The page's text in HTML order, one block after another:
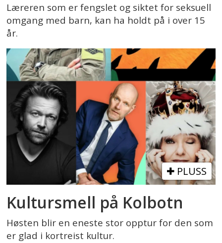
Læreren som er fengslet og siktet for seksuell
omgang med barn, kan ha holdt på i over 15
år.
PLUSS
Kultursmell på Kolbotn
Høsten blir en eneste stor opptur for den som
er glad i kortreist kultur.